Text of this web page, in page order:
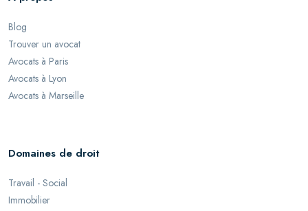
Blog
Trouver un avocat
Avocats à Paris
Avocats à Lyon
Avocats à Marseille
Domaines de droit
Travail - Social
Immobilier